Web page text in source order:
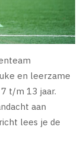
en leerzame
t/m 13 jaar.
aan
lees je de